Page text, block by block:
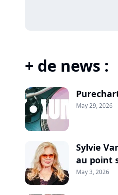
+ de news :
May 29, 2026
Sylvie
au point
May 3, 2026